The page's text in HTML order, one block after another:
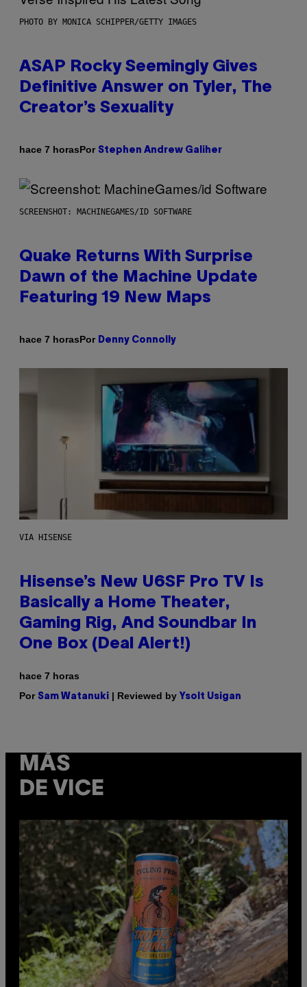
PHOTO BY MONICA SCHIPPER/GETTY IMAGES
ASAP Rocky Seemingly Gives
Definitive Answer on Tyler, The
Creator’s Sexuality
hace 7 horasPor Stephen Andrew Galiher
SCREENSHOT: MACHINEGAMES/ID SOFTWARE
Quake Returns With Surprise
Dawn of the Machine Update
Featuring 19 New Maps
hace 7 horasPor Denny Connolly
VIA HISENSE
Hisense’s New U6SF Pro TV Is
Basically a Home Theater,
Gaming Rig, And Soundbar In
One Box (Deal Alert!)
hace 7 horas
Por Sam Watanuki | Reviewed by Ysolt Usigan
MÁS
DE VICE